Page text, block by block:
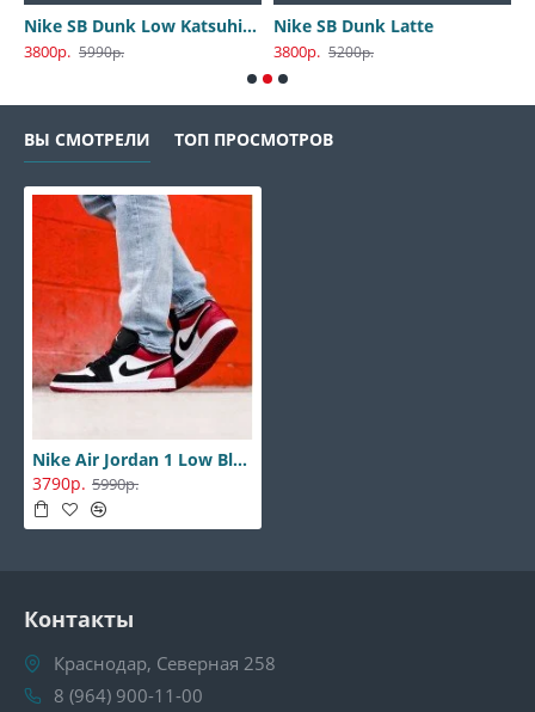
Nike SB Dunk Low Katsuhiro Otomo
3800р. 5990р.
Nike SB Dunk Latte
3800р. 5200р.
ВЫ СМОТРЕЛИ ТОП ПРОСМОТРОВ
Nike Air Jordan 1 Low Black Toe
3790р. 5990р.
Контакты
Краснодар, Северная 258
8 (964) 900-11-00